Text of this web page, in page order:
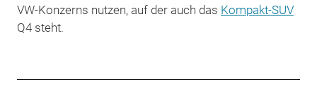
VW-Konzerns nutzen, auf der auch das Kompakt-SUV
Q4 steht.